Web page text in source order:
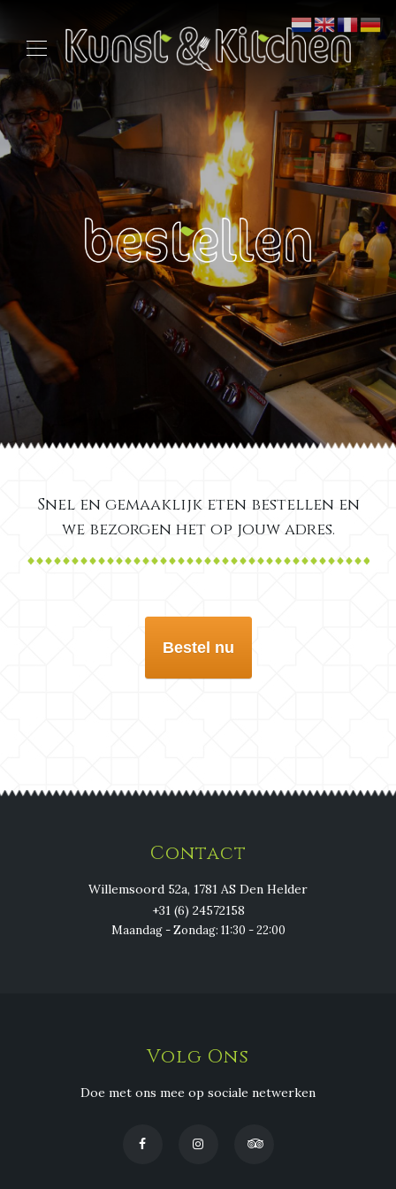
Snel en gemaaklijk eten bestellen en
we bezorgen het op jouw adres.
Bestel nu
Contact
Willemsoord 52a, 1781 AS Den Helder
+31 (6) 24572158
Maandag - Zondag: 11:30 - 22:00
Volg Ons
Doe met ons mee op sociale netwerken